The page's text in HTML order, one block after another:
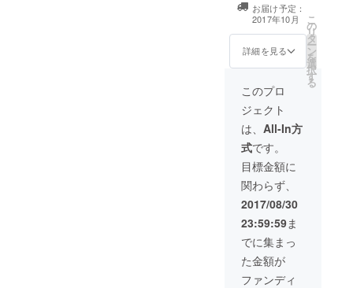
フォトブック
HP及び当日会場
での法人名掲載
当日会場に飾る
お届け予定：
2017年10月
詳細を見る
こ
の
リ
タ
ー
ン
を
選
択
す
る
このプロ
ジェクト
は、 All-In方
式です。
目標金額に
関わらず、
2017/08/30
23:59:59ま
でに集まっ
た金額が
ファンディ